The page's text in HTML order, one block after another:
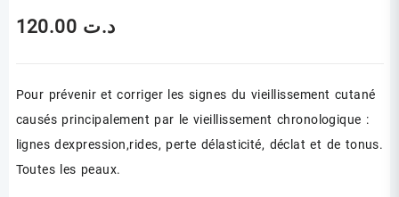
د.ت
Pour prévenir et corriger les signes du vieillissement cutané
causés principalement par le vieillissement chronologique :
lignes dexpression,rides, perte délasticité, déclat et de tonus.
Toutes les peaux.